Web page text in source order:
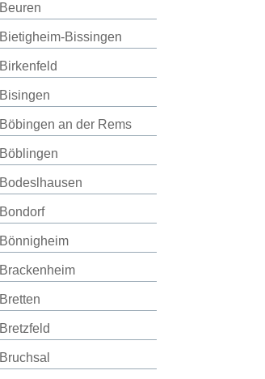
Beuren
Bietigheim-Bissingen
Birkenfeld
Bisingen
Böbingen an der Rems
Böblingen
Bodeslhausen
Bondorf
Bönnigheim
Brackenheim
Bretten
Bretzfeld
Bruchsal